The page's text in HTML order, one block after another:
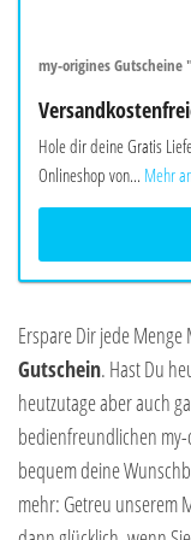
my-origines Gutscheine
Hole dir deine Gratis
Onlineshop von... Mehr
Erspare Dir jede
Gutschein. Hast Du
heutzutage aber auch
bedienfreundlichen
bequem deine
mehr: Getreu unserem